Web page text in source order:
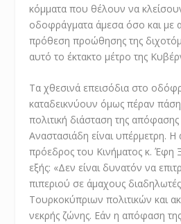
κόμματα που θέλουν να
οδοφράγματα άμεσα όσο και με
πρόθεση προώθησης της
αυτό το έκτακτο μέτρο της
Τα χθεσινά επεισόδια στο
καταδεικνύουν όμως πέραν
πολιτική διάσταση της
Αναστασιάδη είναι υπέρμετρη.
πρόεδρος του Κινήματος κ.
εξής: «Δεν είναι δυνατόν να
πιπεριού σε άμαχους
Τουρκοκύπριων πολιτικών και
νεκρής ζώνης. Εάν η απόφαση